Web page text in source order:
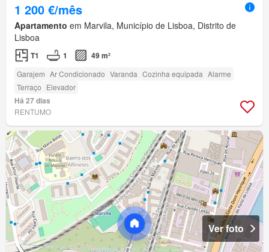
1 200 €/mês
Apartamento em Marvila, Município de Lisboa, Distrito de
Lisboa
T1 1 49 m²
Garajem Ar Condicionado Varanda Cozinha equipada Alarme
Terraço Elevador
Há 27 dias
RENTUMO
Ver foto